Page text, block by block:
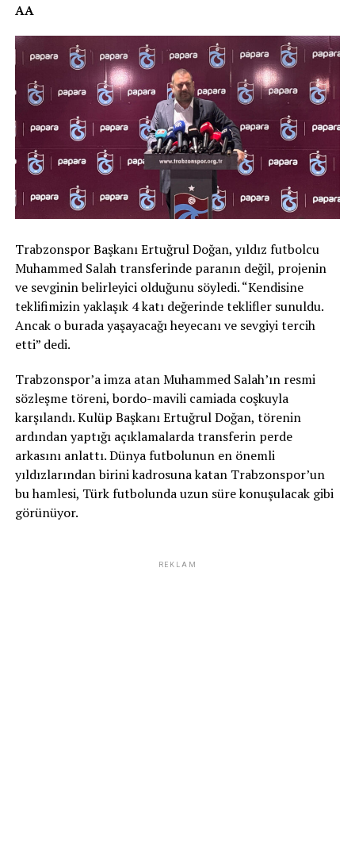
AA
Trabzonspor Başkanı Ertuğrul Doğan, yıldız futbolcu
Muhammed Salah transferinde paranın değil, projenin
ve sevginin belirleyici olduğunu söyledi. “Kendisine
teklifimizin yaklaşık 4 katı değerinde teklifler sunuldu.
Ancak o burada yaşayacağı heyecanı ve sevgiyi tercih
etti” dedi.
Trabzonspor’a imza atan Muhammed Salah’ın resmi
sözleşme töreni, bordo-mavili camiada coşkuyla
karşılandı. Kulüp Başkanı Ertuğrul Doğan, törenin
ardından yaptığı açıklamalarda transferin perde
arkasını anlattı. Dünya futbolunun en önemli
yıldızlarından birini kadrosuna katan Trabzonspor’un
bu hamlesi, Türk futbolunda uzun süre konuşulacak gibi
görünüyor.
REKLAM